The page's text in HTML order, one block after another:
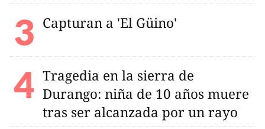
Capturan a 'El Güino'
Tragedia en la sierra de
Durango: niña de 10 años muere
tras ser alcanzada por un rayo